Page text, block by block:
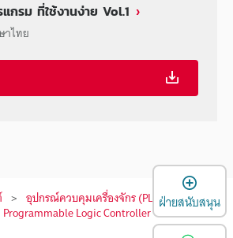
กรม ที่ใช้งานง่าย Vol.1
าไทย
อุปกรณ์ควบคุมเครื่องจักร (PLC) PLC
Programmable Logic Controller ฝ่ายสนับสนุน